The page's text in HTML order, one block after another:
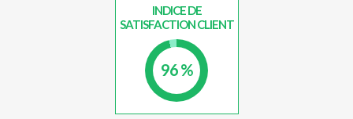
INDICE DE
SATISFACTION CLIENT
96 %